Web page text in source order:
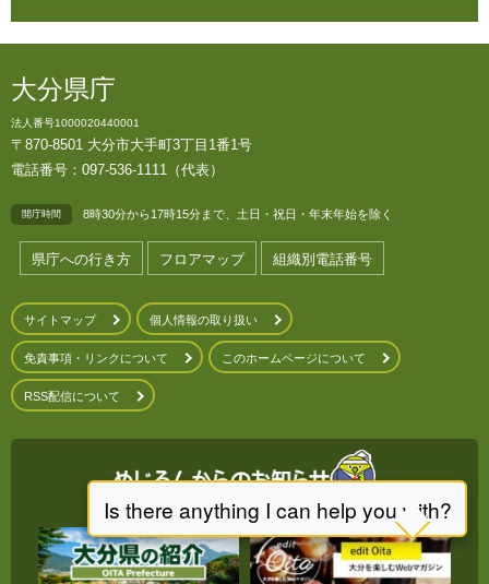
大分県庁
法人番号1000020440001
〒870-8501 大分市大手町3丁目1番1号
電話番号：097-536-1111（代表）
開庁時間 8時30分から17時15分まで、土日・祝日・年末年始を除く
県庁への行き方 フロアマップ 組織別電話番号
サイトマップ 個人情報の取り扱い
免責事項・リンクについて このホームページについて
RSS配信について